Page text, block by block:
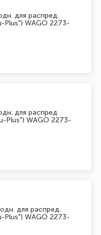
для распред.
Plus") WAGO 2273-
для распред
Plus") WAGO 2273-
для распред.
Plus") WAGO 2273-